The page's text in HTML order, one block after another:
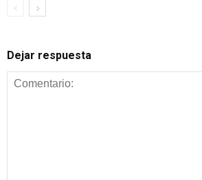
Dejar respuesta